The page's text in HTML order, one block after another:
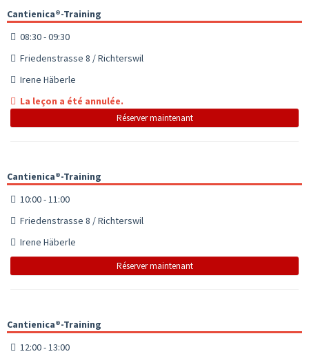
Cantienica®-Training
08:30 - 09:30
Friedenstrasse 8 / Richterswil
Irene Häberle
La leçon a été annulée.
Réserver maintenant
Cantienica®-Training
10:00 - 11:00
Friedenstrasse 8 / Richterswil
Irene Häberle
Réserver maintenant
Cantienica®-Training
12:00 - 13:00